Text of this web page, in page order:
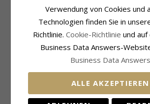
Grünem Armband aus
vergoldetem Sterlingsilber
16 + 3 cm x 3,3 mm - Loom
Stones
CHANTI Preis 49,-
Verwendung von Cookies und
Technologien finden Sie in
Richtlinie. Cookie-Richtlinie und
Business Data Answers-
Business Data Answers
ALLE AKZEPTIEREN